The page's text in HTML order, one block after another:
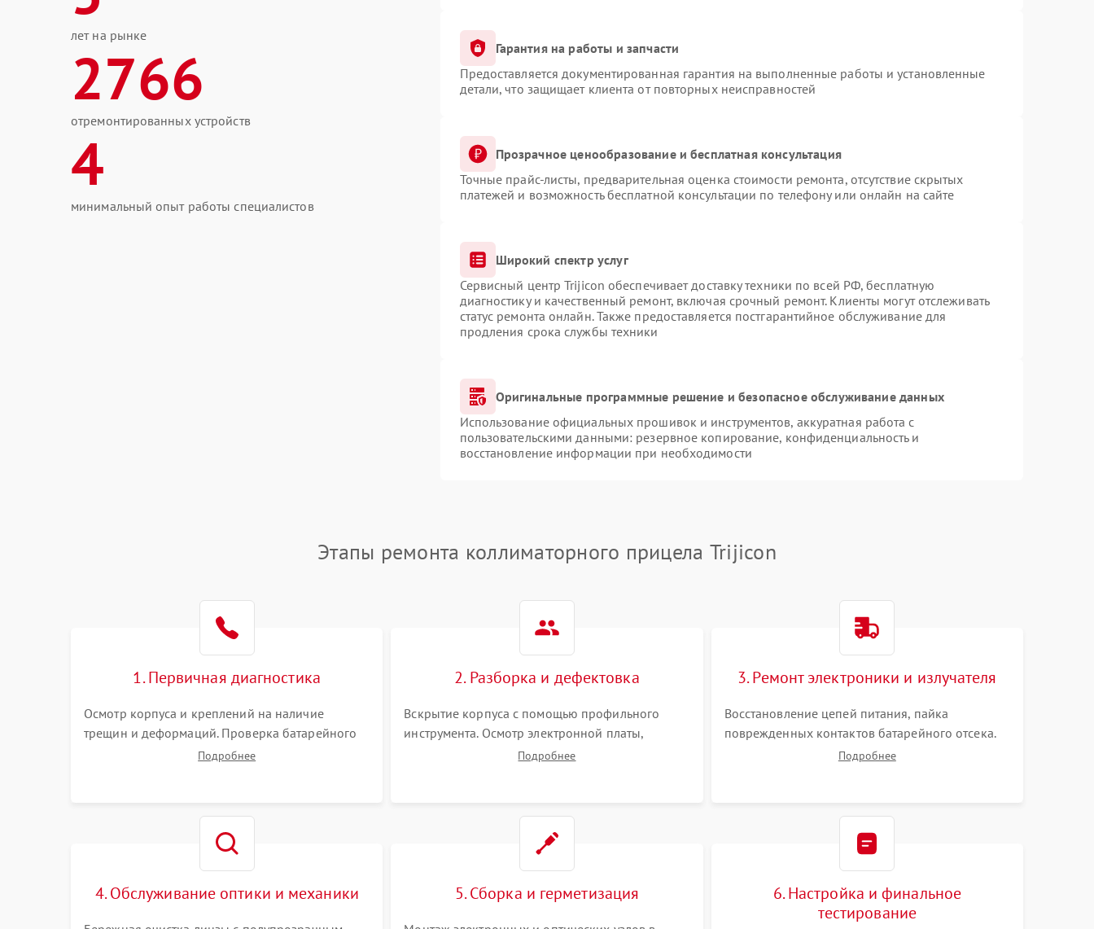
лет на рынке
2766
отремонтированных устройств
4
минимальный опыт работы специалистов
Гарантия на работы и запчасти
Предоставляется документированная гарантия на выполненные работы и установленные
детали, что защищает клиента от повторных неисправностей
Прозрачное ценообразование и бесплатная консультация
Точные прайс-листы, предварительная оценка стоимости ремонта, отсутствие скрытых
платежей и возможность бесплатной консультации по телефону или онлайн на сайте
Широкий спектр услуг
Сервисный центр Trijicon обеспечивает доставку техники по всей РФ, бесплатную
диагностику и качественный ремонт, включая срочный ремонт. Клиенты могут отслеживать
статус ремонта онлайн. Также предоставляется постгарантийное обслуживание для
продления срока службы техники
Оригинальные программные решение и безопасное обслуживание данных
Использование официальных прошивок и инструментов, аккуратная работа с
пользовательскими данными: резервное копирование, конфиденциальность и
восстановление информации при необходимости
Этапы ремонта коллиматорного прицела Trijicon
1. Первичная диагностика
Осмотр корпуса и креплений на наличие
трещин и деформаций. Проверка батарейного
отсека, контактов и работы излучателя. Оценка
Подробнее
2. Разборка и дефектовка
Вскрытие корпуса с помощью профильного
инструмента. Осмотр электронной платы,
светодиодного или лазерного излучателя, а
Подробнее
3. Ремонт электроники и излучателя
Восстановление цепей питания, пайка
поврежденных контактов батарейного отсека.
Замена вышедшего из строя светодиода или
Подробнее
4. Обслуживание оптики и механики 5. Сборка и герметизация
6. Настройка и финальное
тестирование